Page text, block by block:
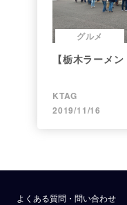
グルメ
【栃木ラーメ
KTAG
2019/11/16
よくある質問・問い合わせ